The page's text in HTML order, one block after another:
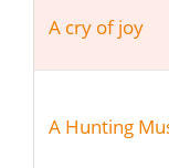
A cry of joy
A Hunting